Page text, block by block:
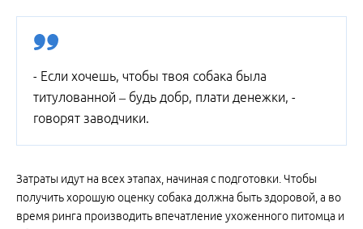
- Если хочешь, чтобы твоя собака была
титулованной – будь добр, плати денежки, -
говорят заводчики.
Затраты идут на всех этапах, начиная с подготовки. Чтобы
получить хорошую оценку собака должна быть здоровой, а во
время ринга производить впечатление ухоженного питомца и